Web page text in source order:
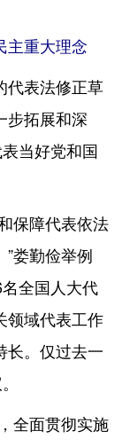
主重大理念
表法修正草
步拓展和深
当好党和国
保障代表依法
娄勤俭举例
全国人大代
领域代表工作
长。仅过去一
全面贯彻实施